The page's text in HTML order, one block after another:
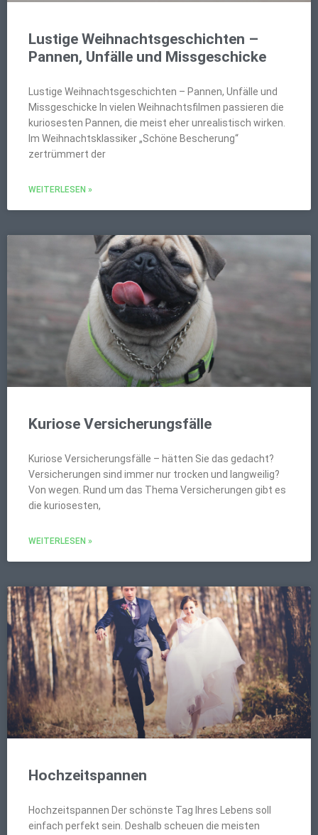
Lustige Weihnachtsgeschichten –
Pannen, Unfälle und Missgeschicke
Lustige Weihnachtsgeschichten – Pannen, Unfälle und
Missgeschicke In vielen Weihnachtsfilmen passieren die
kuriosesten Pannen, die meist eher unrealistisch wirken.
Im Weihnachtsklassiker „Schöne Bescherung“
zertrümmert der
WEITERLESEN »
Kuriose Versicherungsfälle
Kuriose Versicherungsfälle – hätten Sie das gedacht?
Versicherungen sind immer nur trocken und langweilig?
Von wegen. Rund um das Thema Versicherungen gibt es
die kuriosesten,
WEITERLESEN »
Hochzeitspannen
Hochzeitspannen Der schönste Tag Ihres Lebens soll
einfach perfekt sein. Deshalb scheuen die meisten